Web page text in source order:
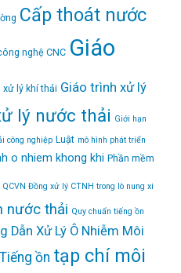
Cấp thoát nước
nghệ CNC Giáo
xử lý khí thải Giáo trình xử lý
lý nước thải Giới hạn
công nghiệp Luật mô hình phát triển
o nhiem khong khi Phần mềm
QCVN Đồng xử lý CTNH trong lò nung xi
nước thải Quy chuẩn tiếng ồn
Dẫn Xử Lý Ô Nhiễm Môi
Tiếng ồn tạp chí môi